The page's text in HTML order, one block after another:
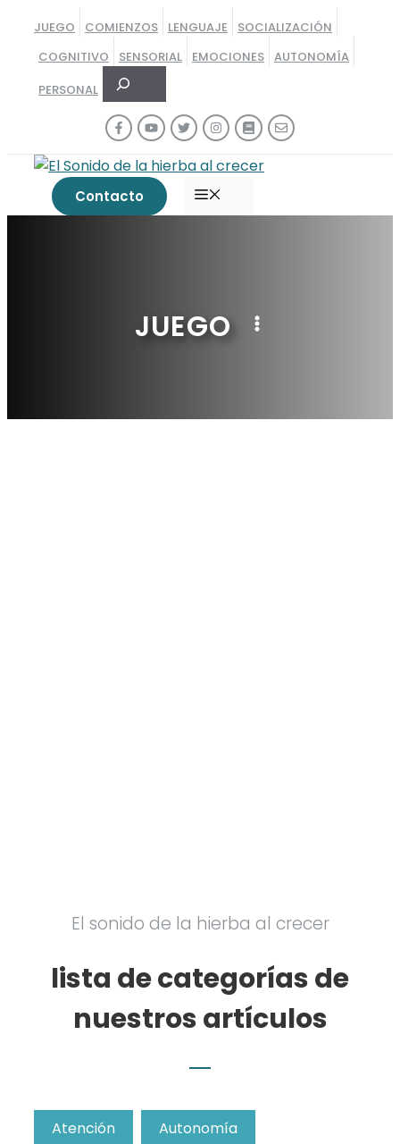
contenido
JUEGO COMIENZOS LENGUAJE
SOCIALIZACIÓN
COGNITIVO
SENSORIAL EMOCIONES AUTONOMÍA
PERSONAL
Buscar
Contacto
JUEGO
El sonido de la hierba al crecer
lista de categorías de
nuestros artículos
Atención
Autonomía